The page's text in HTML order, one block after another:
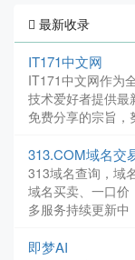
最新收录
IT171中文网
IT171中文网作为
技术爱好者提供最
免费分享的宗旨，
313.COM域名交
313域名查询，域
域名买卖、一口价
多服务持续更新中
即梦AI